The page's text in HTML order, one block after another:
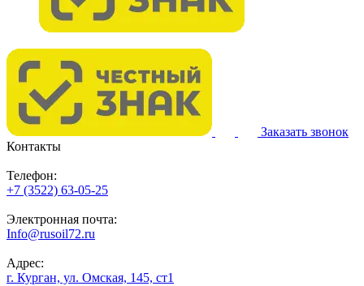
Заказать звонок
Контакты
Телефон:
+7 (3522) 63-05-25
Электронная почта:
Info@rusoil72.ru
Адрес:
г. Курган, ул. Омская, 145, ст1